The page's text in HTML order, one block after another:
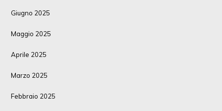
Giugno 2025
Maggio 2025
Aprile 2025
Marzo 2025
Febbraio 2025